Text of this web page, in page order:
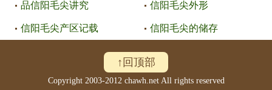
品信阳毛尖讲究 信阳毛尖外形
信阳毛尖产区记载 信阳毛尖的储存
↑回顶部
Copyright 2003-2012 chawh.net All rights reserved